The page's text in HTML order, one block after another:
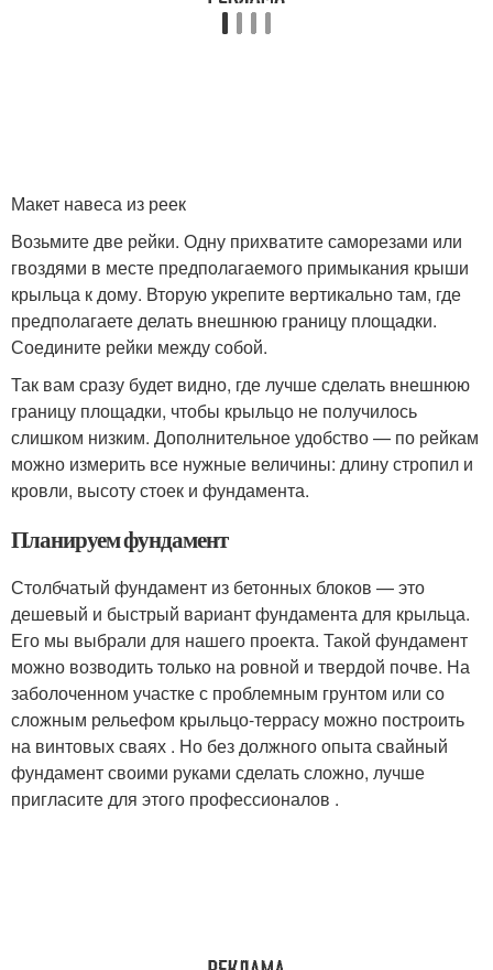
Макет навеса из реек
Возьмите две рейки. Одну прихватите саморезами или
гвоздями в месте предполагаемого примыкания крыши
крыльца к дому. Вторую укрепите вертикально там, где
предполагаете делать внешнюю границу площадки.
Соедините рейки между собой.
Так вам сразу будет видно, где лучше сделать внешнюю
границу площадки, чтобы крыльцо не получилось
слишком низким. Дополнительное удобство — по рейкам
можно измерить все нужные величины: длину стропил и
кровли, высоту стоек и фундамента.
Планируем фундамент
Столбчатый фундамент из бетонных блоков — это
дешевый и быстрый вариант фундамента для крыльца.
Его мы выбрали для нашего проекта. Такой фундамент
можно возводить только на ровной и твердой почве. На
заболоченном участке с проблемным грунтом или со
сложным рельефом крыльцо-террасу можно построить
на винтовых сваях . Но без должного опыта свайный
фундамент своими руками сделать сложно, лучше
пригласите для этого профессионалов .